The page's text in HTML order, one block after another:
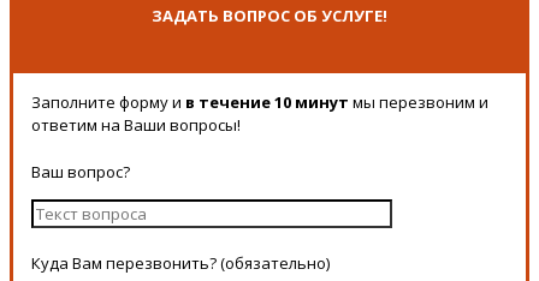
ЗАДАТЬ ВОПРОС ОБ УСЛУГЕ!
Заполните форму и в течение 10 минут мы перезвоним и
ответим на Ваши вопросы!
Ваш вопрос?
Куда Вам перезвонить? (обязательно)